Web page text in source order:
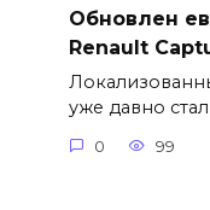
Обновлен
Renault
уже давно стал
0 99